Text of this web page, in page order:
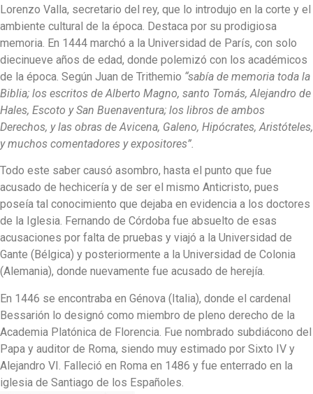
Lorenzo Valla, secretario del rey, que lo introdujo en la corte y el
ambiente cultural de la época. Destaca por su prodigiosa
memoria. En 1444 marchó a la Universidad de París, con solo
diecinueve años de edad, donde polemizó con los académicos
de la época. Según Juan de Trithemio “sabía de memoria toda la
Biblia; los escritos de Alberto Magno, santo Tomás, Alejandro de
Hales, Escoto y San Buenaventura; los libros de ambos
Derechos, y las obras de Avicena, Galeno, Hipócrates, Aristóteles,
y muchos comentadores y expositores”.
Todo este saber causó asombro, hasta el punto que fue
acusado de hechicería y de ser el mismo Anticristo, pues
poseía tal conocimiento que dejaba en evidencia a los doctores
de la Iglesia. Fernando de Córdoba fue absuelto de esas
acusaciones por falta de pruebas y viajó a la Universidad de
Gante (Bélgica) y posteriormente a la Universidad de Colonia
(Alemania), donde nuevamente fue acusado de herejía.
En 1446 se encontraba en Génova (Italia), donde el cardenal
Bessarión lo designó como miembro de pleno derecho de la
Academia Platónica de Florencia. Fue nombrado subdiácono del
Papa y auditor de Roma, siendo muy estimado por Sixto IV y
Alejandro VI. Falleció en Roma en 1486 y fue enterrado en la
iglesia de Santiago de los Españoles.